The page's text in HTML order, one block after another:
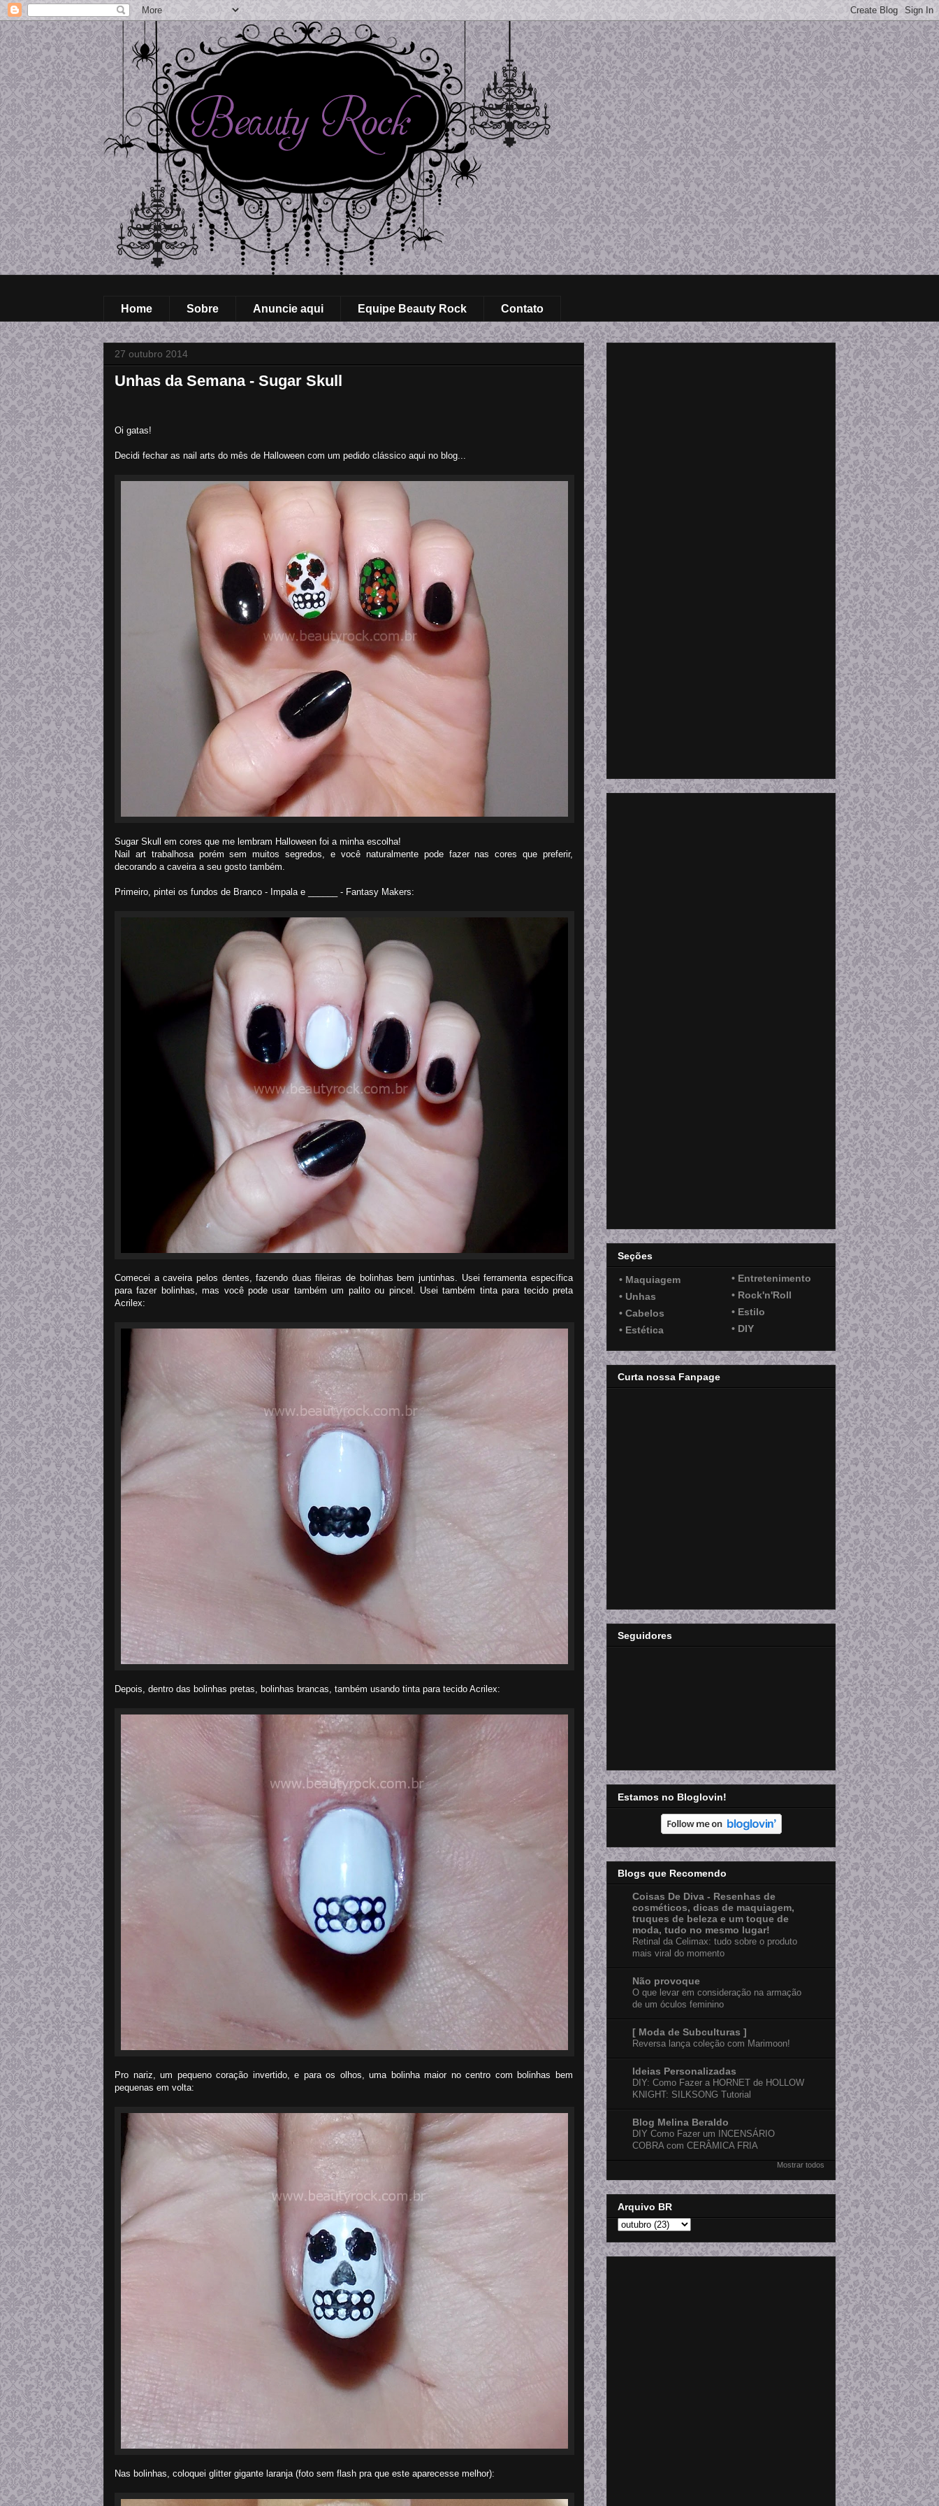
Home Sobre Anuncie aqui Equipe Beauty Rock Contato
27 outubro 2014
Unhas da Semana - Sugar Skull
Oi gatas!
Decidi fechar as nail arts do mês de Halloween com um pedido clássico aqui no blog...
Sugar Skull em cores que me lembram Halloween foi a minha escolha!
Nail art trabalhosa porém sem muitos segredos, e você naturalmente pode fazer nas cores que preferir,
decorando a caveira a seu gosto também.
Primeiro, pintei os fundos de Branco - Impala e ______ - Fantasy Makers:
Comecei a caveira pelos dentes, fazendo duas fileiras de bolinhas bem juntinhas. Usei ferramenta específica
para fazer bolinhas, mas você pode usar também um palito ou pincel. Usei também tinta para tecido preta
Acrilex:
Depois, dentro das bolinhas pretas, bolinhas brancas, também usando tinta para tecido Acrilex:
Pro nariz, um pequeno coração invertido, e para os olhos, uma bolinha maior no centro com bolinhas bem
pequenas em volta:
Nas bolinhas, coloquei glitter gigante laranja (foto sem flash pra que este aparecesse melhor):
Seções
• Maquiagem
• Entretenimento
• Unhas
• Rock'n'Roll
• Cabelos
• Estilo
• Estética
• DIY
Curta nossa Fanpage
Seguidores
Estamos no Bloglovin!
Blogs que Recomendo
Coisas De Diva - Resenhas de
cosméticos, dicas de maquiagem,
truques de beleza e um toque de
moda, tudo no mesmo lugar!
Retinal da Celimax: tudo sobre o produto
mais viral do momento
Não provoque
O que levar em consideração na armação
de um óculos feminino
[ Moda de Subculturas ]
Reversa lança coleção com Marimoon!
Ideias Personalizadas
DIY: Como Fazer a HORNET de HOLLOW
KNIGHT: SILKSONG Tutorial
Blog Melina Beraldo
DIY Como Fazer um INCENSÁRIO
COBRA com CERÂMICA FRIA
Mostrar todos
Arquivo BR